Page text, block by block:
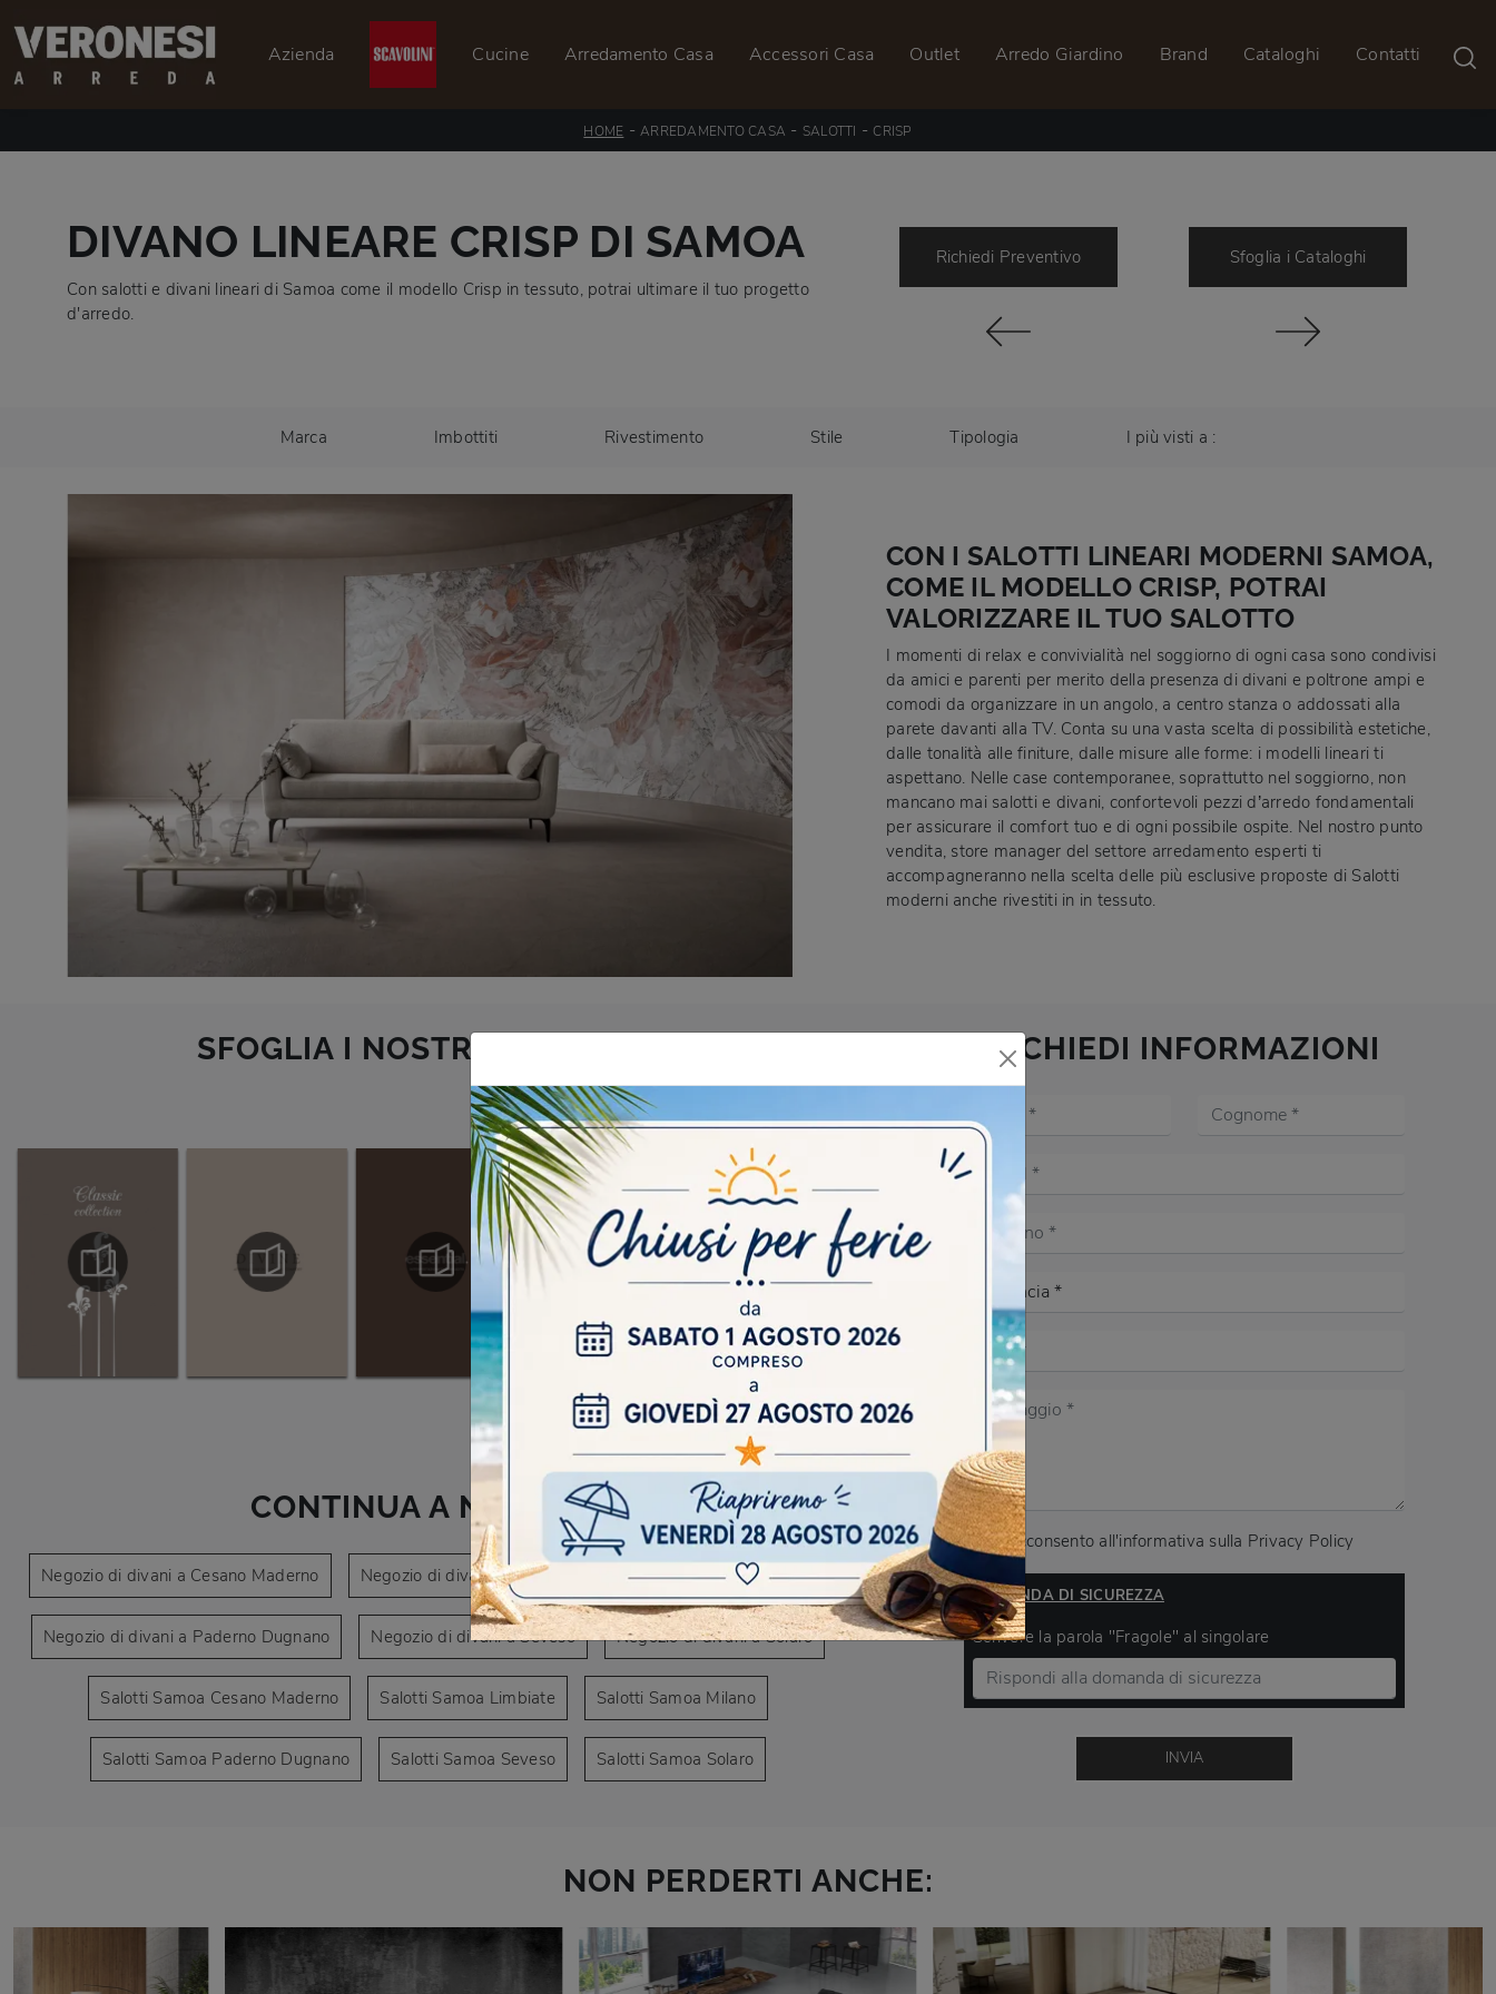
Azienda Cucine Arredamento Casa Accessori Casa Outlet Arredo Giardino Brand Cataloghi Contatti
HOME -ARREDAMENTO CASA - SALOTTI - CRISP
DIVANO LINEARE CRISP DI SAMOA
Con salotti e divani lineari di Samoa come il modello Crisp in tessuto, potrai ultimare il tuo progetto
d'arredo.
Richiedi Preventivo Sfoglia i Cataloghi
Marca Imbottiti Rivestimento Stile Tipologia I più visti a :
CON I SALOTTI LINEARI MODERNI SAMOA,
COME IL MODELLO CRISP, POTRAI
VALORIZZARE IL TUO SALOTTO
I momenti di relax e convivialità nel soggiorno di ogni casa sono condivisi
da amici e parenti per merito della presenza di divani e poltrone ampi e
comodi da organizzare in un angolo, a centro stanza o addossati alla
parete davanti alla TV. Conta su una vasta scelta di possibilità estetiche,
dalle tonalità alle finiture, dalle misure alle forme: i modelli lineari ti
aspettano. Nelle case contemporanee, soprattutto nel soggiorno, non
mancano mai salotti e divani, confortevoli pezzi d’arredo fondamentali
per assicurare il comfort tuo e di ogni possibile ospite. Nel nostro punto
vendita, store manager del settore arredamento esperti ti
accompagneranno nella scelta delle più esclusive proposte di Salotti
moderni anche rivestiti in in tessuto.
SFOGLIA I NOSTRI CATALOGHI
CONTINUA A NAVIGARE
Negozio di divani a Cesano Maderno Negozio di divani a Limbiate Negozio di divani a Milano
Negozio di divani a Paderno Dugnano Negozio di divani a Seveso Negozio di divani a Solaro
Salotti Samoa Cesano Maderno Salotti Samoa Limbiate Salotti Samoa Milano
Salotti Samoa Paderno Dugnano Salotti Samoa Seveso Salotti Samoa Solaro
RICHIEDI INFORMAZIONI
Acconsento all'informativa sulla Privacy Policy
DOMANDA DI SICUREZZA
Scrivere la parola "Fragole" al singolare
INVIA
NON PERDERTI ANCHE: